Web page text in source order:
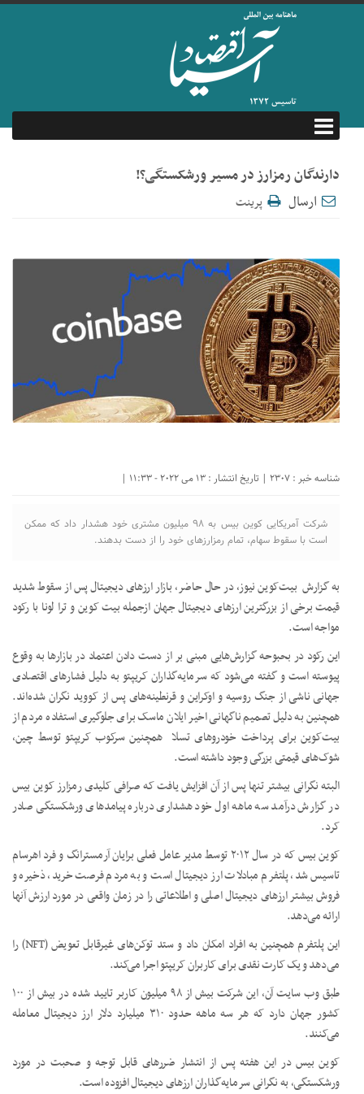
دارندگان رمزارز در مسیر ورشکستگی؟!
ارسال
پرینت
شناسه خبر : 2307 | تاریخ انتشار : 13 می 2022 - 11:33 |
شرکت آمریکایی کوین بیس به ۹۸ میلیون مشتری خود هشدار داد که ممکن
است با سقوط سهام، تمام رمزارزهای خود را از دست بدهند.
به گزارش بیت‌کوین نیوز، در حال حاضر، بازار ارزهای دیجیتال پس از سقوط شدید
قیمت برخی از بزرگترین ارزهای دیجیتال جهان ازجمله بیت کوین و ترا لونا با رکود
مواجه است.
این رکود در بحبوحه گزارش‌هایی مبنی بر از دست دادن اعتماد در بازارها به وقوع
پیوسته است و گفته می‌شود که سرمایه‌گذاران کریپتو به دلیل فشارهای اقتصادی
جهانی ناشی از جنگ روسیه و اوکراین و قرنطینه‌های پس از کووید نگران شده‌اند.
همچنین به دلیل تصمیم ناگهانی اخیر ایلان ماسک برای جلوگیری استفاده مردم از
بیت‌کوین برای پرداخت خودروهای تسلا همچنین سرکوب کریپتو توسط چین،
شوک‌های قیمتی بزرگی وجود داشته است.
البته نگرانی بیشتر تنها پس از آن افزایش یافت که صرافی کلیدی رمزارز کوین بیس
در گزارش درآمد سه ماهه اول خود هشداری درباره پیامدهای ورشکستگی صادر
کرد.
کوین بیس که در سال ۲۰۱۲ توسط مدیر عامل فعلی برایان آرمسترانگ و فرد اهرسام
تاسیس شد، پلتفرم مبادلات ارز دیجیتال است و به مردم فرصت خرید، ذخیره و
فروش بیشتر ارزهای دیجیتال اصلی و اطلاعاتی را در زمان واقعی در مورد ارزش آنها
ارائه می‌دهد.
این پلتفرم همچنین به افراد امکان داد و ستد توکن‌های غیرقابل تعویض (NFT) را
می‌دهد و یک کارت نقدی برای کاربران کریپتو اجرا می‌کند.
طبق وب سایت آن، این شرکت بیش از ۹۸ میلیون کاربر تایید شده در بیش از ۱۰۰
کشور جهان دارد که هر سه ماهه حدود ۳۱۰ میلیارد دلار ارز دیجیتال معامله
می‌کنند.
کوین بیس در این هفته پس از انتشار ضررهای قابل توجه و صحبت در مورد
ورشکستگی، به نگرانی سرمایه‌گذاران ارزهای دیجیتال افزوده است.